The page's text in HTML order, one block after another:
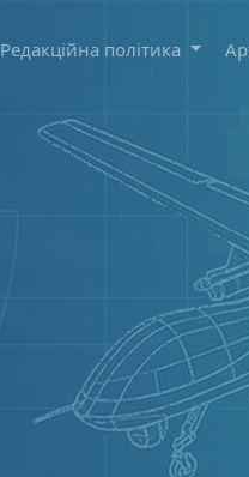
Редакційна політика